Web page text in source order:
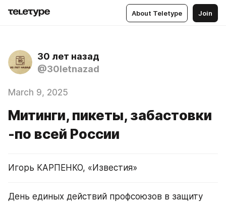
About Teletype Join
30 лет назад
@30letnazad
March 9, 2025
Митинги, пикеты, забастовки
-по всей России
Игорь КАРПЕНКО, «Известия»
День единых действий профсоюзов в защиту